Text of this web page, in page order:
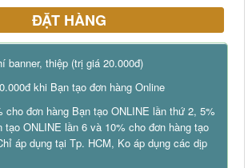
ĐẶT HÀNG
banner, thiệp (trị giá 20.000đ)
khi Bạn tạo đơn hàng Online
cho đơn hàng Bạn tạo ONLINE lần thứ 2, 5%
tạo ONLINE lần 6 và 10% cho đơn hàng tạo
áp dụng tại Tp. HCM, Ko áp dụng các dịp